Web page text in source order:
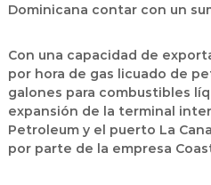
Dominicana contar con un
Con una capacidad de
por hora de gas licuado de
galones para combustibles
expansión de la terminal
Petroleum y el puerto La
por parte de la empresa